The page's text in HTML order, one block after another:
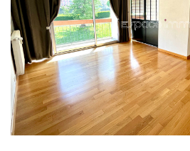
CONTACT
SERVICES
Actualités
Partenaires
Le palmarès de